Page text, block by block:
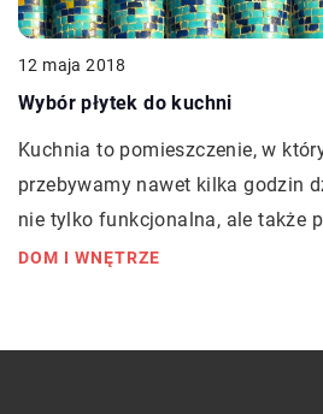
12 maja 2018
Wybór płytek do kuchni
Kuchnia to pomieszczenie, w
przebywamy nawet kilka godzin
nie tylko funkcjonalna, ale także
DOM I WNĘTRZE